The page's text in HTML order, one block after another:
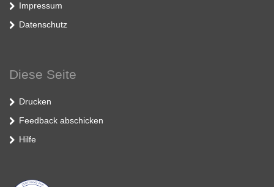
Impressum
Datenschutz
Diese Seite
Drucken
Feedback abschicken
Hilfe